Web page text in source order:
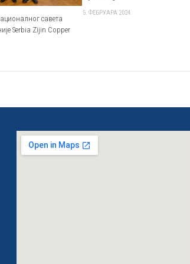
савета
Serbia Zijin Copper
5. ФЕБРУАРА 2024.